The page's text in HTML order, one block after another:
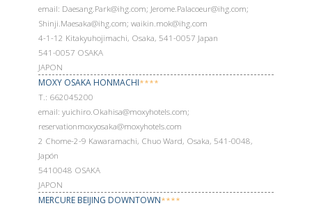
email: Daesang.Park@ihg.com; Jerome.Palacoeur@ihg.com;
Shinji.Maesaka@ihg.com; waikin.mok@ihg.com
4-1-12 Kitakyuhojimachi, Osaka, 541-0057 Japan
541-0057 OSAKA
JAPON
MOXY OSAKA HONMACHI****
Т.: 662045200
email: yuichiro.Okahisa@moxyhotels.com;
reservationmoxyosaka@moxyhotels.com
2 Chome-2-9 Kawaramachi, Chuo Ward, Osaka, 541-0048,
Japón
5410048 OSAKA
JAPON
MERCURE BEIJING DOWNTOWN****